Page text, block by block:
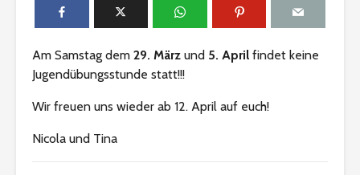
Am Samstag dem 29. März und 5. April findet keine
Jugendübungsstunde statt!!!
Wir freuen uns wieder ab 12. April auf euch!
Nicola und Tina